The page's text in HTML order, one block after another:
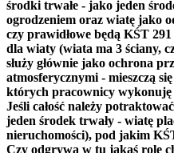
środki trwałe - jako jeden
ogrodzeniem oraz wiatę jako
czy prawidłowe będą KŚT
dla wiaty (wiata ma 3 ściany,
służy głównie jako ochrona
atmosferycznymi - mieszczą
których pracownicy wykonuję
Jeśli całość należy
jeden środek trwały - wiatę
nieruchomości), pod jakim
Czy odgrywa w tu jakąś rolę